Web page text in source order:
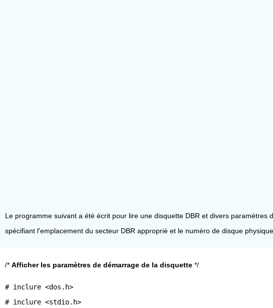
Le programme suivant a été écrit pour lire une disquette DBR et divers
spécifiant l'emplacement du secteur DBR approprié et le numéro de disque physique.
/* Afficher les paramètres de démarrage de la disquette */
# inclure <dos.h>
# inclure <stdio.h>